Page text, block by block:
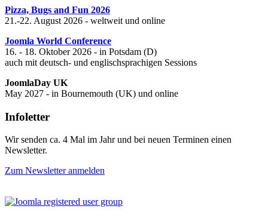
Pizza, Bugs and Fun 2026
21.-22. August 2026 - weltweit und online
Joomla World Conference
16. - 18. Oktober 2026 - in Potsdam (D)
auch mit deutsch- und englischsprachigen Sessions
JoomlaDay UK
May 2027 - in Bournemouth (UK) und online
Infoletter
Wir senden ca. 4 Mal im Jahr und bei neuen Terminen einen
Newsletter.
Zum Newsletter anmelden